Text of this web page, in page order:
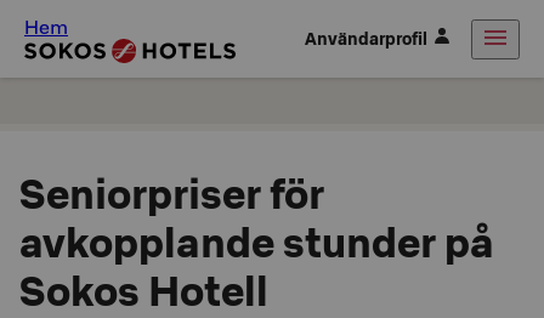
Hem Användarprofil
Seniorpriser för
avkopplande stunder på
Sokos Hotell